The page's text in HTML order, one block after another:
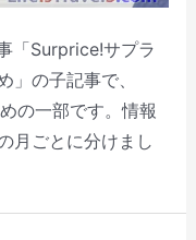
「Surprice!サプラ
」の子記事で、
の一部です。情報
月ごとに分けまし